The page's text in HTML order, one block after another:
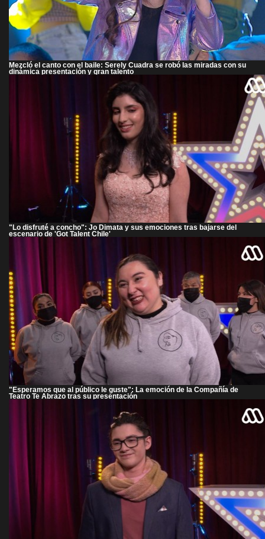
Mezcló el canto con el baile: Serely Cuadra se robó las miradas con su
dinámica presentación y gran talento
"Lo disfruté a concho": Jo Dimata y sus emociones tras bajarse del
escenario de 'Got Talent Chile'
"Esperamos que al público le guste": La emoción de la Compañía de
Teatro Te Abrazo tras su presentación